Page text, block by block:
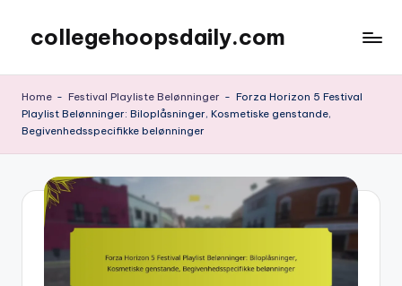
content
collegehoopsdaily.com
Home - Festival Playliste Belønninger - Forza Horizon 5 Festival
Playlist Belønninger: Biloplåsninger, Kosmetiske genstande,
Begivenhedsspecifikke belønninger